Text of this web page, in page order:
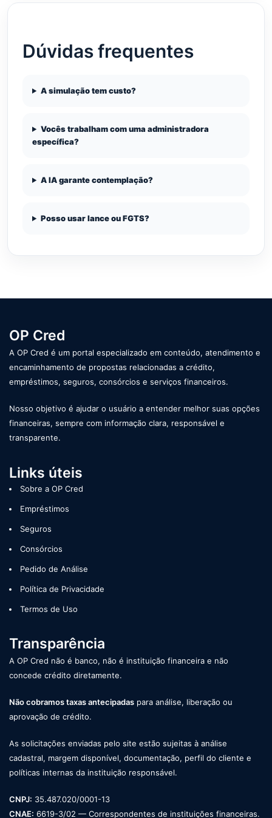
Dúvidas frequentes
A simulação tem custo?
Vocês trabalham com uma administradora
específica?
A IA garante contemplação?
Posso usar lance ou FGTS?
OP Cred
A OP Cred é um portal especializado em conteúdo, atendimento e
encaminhamento de propostas relacionadas a crédito,
empréstimos, seguros, consórcios e serviços financeiros.
Nosso objetivo é ajudar o usuário a entender melhor suas opções
financeiras, sempre com informação clara, responsável e
transparente.
Links úteis
Sobre a OP Cred
Empréstimos
Seguros
Consórcios
Pedido de Análise
Política de Privacidade
Termos de Uso
Transparência
A OP Cred não é banco, não é instituição financeira e não
concede crédito diretamente.
Não cobramos taxas antecipadas para análise, liberação ou
aprovação de crédito.
As solicitações enviadas pelo site estão sujeitas à análise
cadastral, margem disponível, documentação, perfil do cliente e
políticas internas da instituição responsável.
CNPJ: 35.487.020/0001-13
CNAE: 6619-3/02 — Correspondentes de instituições financeiras.